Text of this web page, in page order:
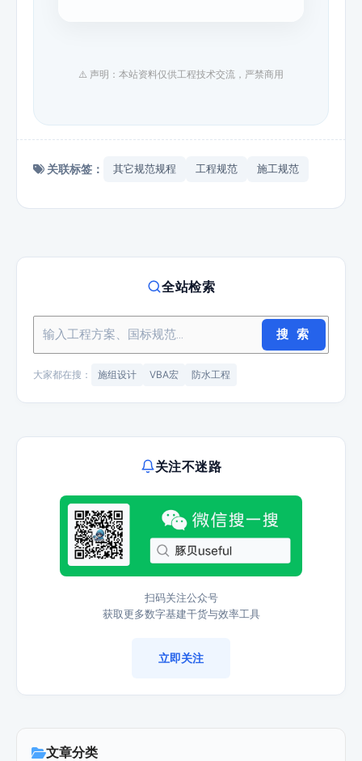
⚠️ 声明：本站资料仅供工程技术交流，严禁商用
关联标签： 其它规范规程 工程规范 施工规范
全站检索
搜 索
大家都在搜： 施组设计 VBA宏 防水工程
关注不迷路
扫码关注公众号
获取更多数字基建干货与效率工具
立即关注
文章分类